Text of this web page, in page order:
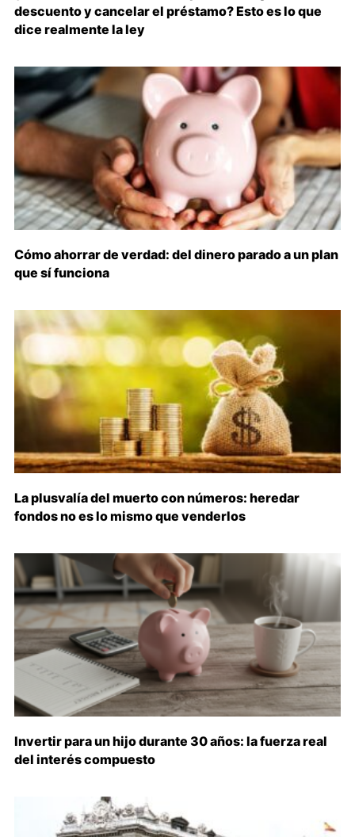
descuento y cancelar el préstamo? Esto es lo que
dice realmente la ley
Cómo ahorrar de verdad: del dinero parado a un plan
que sí funciona
La plusvalía del muerto con números: heredar
fondos no es lo mismo que venderlos
Invertir para un hijo durante 30 años: la fuerza real
del interés compuesto